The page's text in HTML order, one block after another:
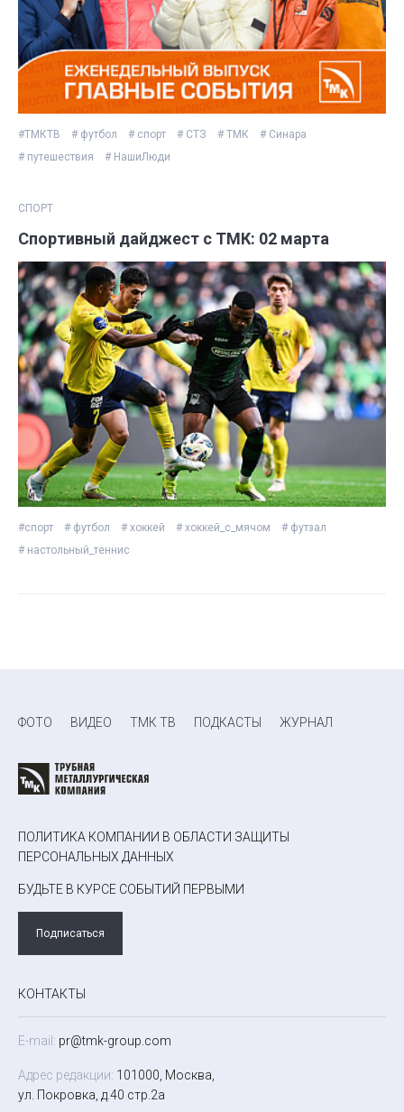
#ТМКТВ # футбол # спорт # СТЗ # ТМК
# Синара
# путешествия
# НашиЛюди
СПОРТ
Спортивный дайджест с ТМК: 02 марта
#спорт # футбол # хоккей # хоккей_с_мячом
# футзал
# настольный_теннис
ФОТО ВИДЕО ТМК ТВ ПОДКАСТЫ ЖУРНАЛ
ПОЛИТИКА КОМПАНИИ В ОБЛАСТИ ЗАЩИТЫ
ПЕРСОНАЛЬНЫХ ДАННЫХ
БУДЬТЕ В КУРСЕ СОБЫТИЙ ПЕРВЫМИ
Подписаться
КОНТАКТЫ
E-mail: pr@tmk-group.com
Адрес редакции: 101000, Москва,
ул. Покровка, д.40 стр.2а